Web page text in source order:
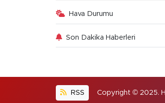
Hava Durumu
Son Dakika Haberleri
RSS Copyright © 2025.